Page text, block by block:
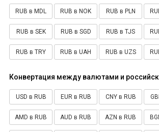
RUB в MDL RUB в NOK RUB в PLN
RUB в SEK RUB в SGD RUB в TJS
RUB в TRY RUB в UAH RUB в UZS
Конвертация между валютами и
USD в RUB EUR в RUB CNY в RUB
AMD в RUB AUD в RUB AZN в RUB